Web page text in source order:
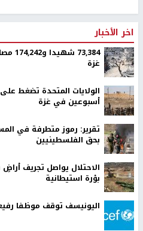
اخر الأخبار
غزة
الولايات المتحدة تضغط
أسبوعين في غزة
تقرير: رموز متطرفة في
بحق الفلسطينيين
الاحتلال يواصل تجريف
بؤرة استيطانية
اليونيسف توقف موظفا